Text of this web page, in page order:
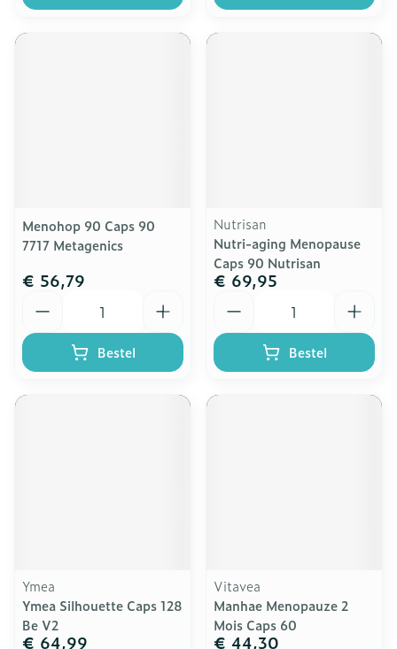
Menohop 90 Caps 90
7717 Metagenics
€ 56,79
Bestel
Nutrisan
Nutri-aging Menopause
Caps 90 Nutrisan
€ 69,95
Bestel
Ymea
Ymea Silhouette Caps 128
Be V2
€ 64,99
Vitavea
Manhae Menopauze 2
Mois Caps 60
€ 44,30